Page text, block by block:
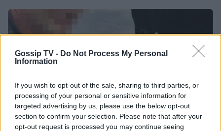
Gossip TV - Do Not Process My Personal
Information
If you wish to opt-out of the sale, sharing to third parties, or
processing of your personal or sensitive information for
targeted advertising by us, please use the below opt-out
section to confirm your selection. Please note that after your
opt-out request is processed you may continue seeing